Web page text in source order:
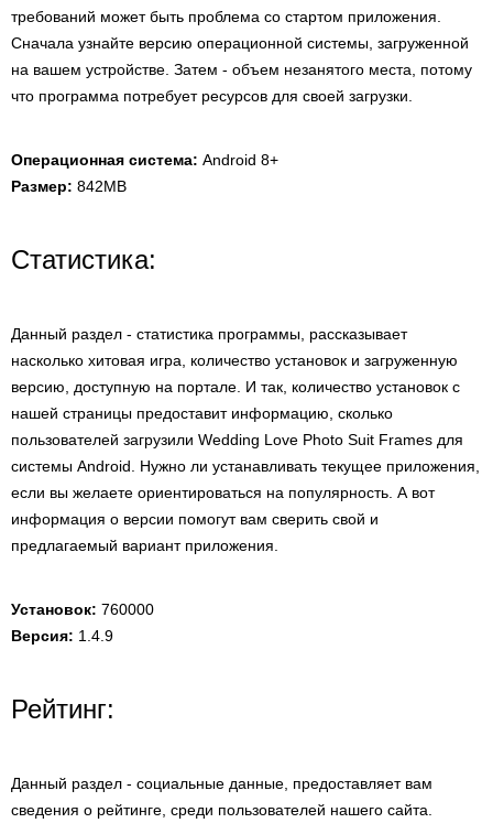
требований может быть проблема со стартом приложения.
Сначала узнайте версию операционной системы, загруженной
на вашем устройстве. Затем - объем незанятого места, потому
что программа потребует ресурсов для своей загрузки.
Операционная система: Android 8+
Размер: 842MB
Статистика:
Данный раздел - статистика программы, рассказывает
насколько хитовая игра, количество установок и загруженную
версию, доступную на портале. И так, количество установок с
нашей страницы предоставит информацию, сколько
пользователей загрузили Wedding Love Photo Suit Frames для
системы Android. Нужно ли устанавливать текущее приложения,
если вы желаете ориентироваться на популярность. А вот
информация о версии помогут вам сверить свой и
предлагаемый вариант приложения.
Установок: 760000
Версия: 1.4.9
Рейтинг:
Данный раздел - социальные данные, предоставляет вам
сведения о рейтинге, среди пользователей нашего сайта.